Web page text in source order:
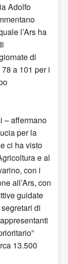
Adolfo
l’Ars ha
di
a 101 per i
– affermano
per la
ci ha visto
e al
con i
all’Ars, con
guidate
di
13.500